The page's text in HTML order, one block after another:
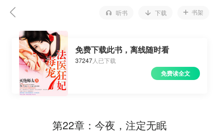
听书 下载 书架
免费下载此书，离线随时看
37247人已下载
免费读全文
第22章：今夜，注定无眠